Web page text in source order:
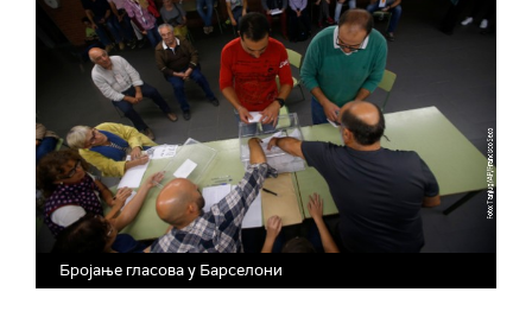
Бројање гласова у Барселони